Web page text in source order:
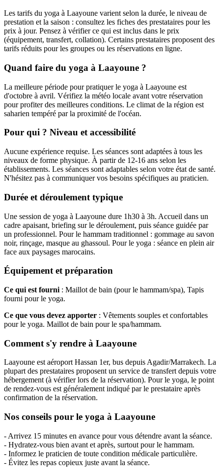
Les tarifs du yoga à Laayoune varient selon la durée, le niveau de
prestation et la saison : consultez les fiches des prestataires pour les
prix à jour. Pensez à vérifier ce qui est inclus dans le prix
(équipement, transfert, collation). Certains prestataires proposent des
tarifs réduits pour les groupes ou les réservations en ligne.
Quand faire du yoga à Laayoune ?
La meilleure période pour pratiquer le yoga à Laayoune est
d'octobre à avril. Vérifiez la météo locale avant votre réservation
pour profiter des meilleures conditions. Le climat de la région est
saharien tempéré par la proximité de l'océan.
Pour qui ? Niveau et accessibilité
Aucune expérience requise. Les séances sont adaptées à tous les
niveaux de forme physique. À partir de 12-16 ans selon les
établissements. Les séances sont adaptables selon votre état de santé.
N'hésitez pas à communiquer vos besoins spécifiques au praticien.
Durée et déroulement typique
Une session de yoga à Laayoune dure 1h30 à 3h. Accueil dans un
cadre apaisant, briefing sur le déroulement, puis séance guidée par
un professionnel. Pour le hammam traditionnel : gommage au savon
noir, rinçage, masque au ghassoul. Pour le yoga : séance en plein air
face aux paysages marocains.
Équipement et préparation
Ce qui est fourni : Maillot de bain (pour le hammam/spa), Tapis
fourni pour le yoga.
Ce que vous devez apporter : Vêtements souples et confortables
pour le yoga. Maillot de bain pour le spa/hammam.
Comment s'y rendre à Laayoune
Laayoune est aéroport Hassan 1er, bus depuis Agadir/Marrakech. La
plupart des prestataires proposent un service de transfert depuis votre
hébergement (à vérifier lors de la réservation). Pour le yoga, le point
de rendez-vous est généralement indiqué par le prestataire après
confirmation de la réservation.
Nos conseils pour le yoga à Laayoune
- Arrivez 15 minutes en avance pour vous détendre avant la séance.
- Hydratez-vous bien avant et après, surtout pour le hammam.
- Informez le praticien de toute condition médicale particulière.
- Évitez les repas copieux juste avant la séance.